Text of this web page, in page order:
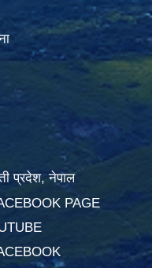
प्रदेश, नेपाल
PAGE